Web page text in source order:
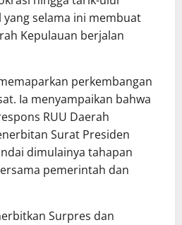
selama ini membuat
Kepulauan berjalan
perkembangan
Ia menyampaikan bahwa
RUU Daerah
Surat Presiden
dimulainya tahapan
pemerintah dan
Surpres dan